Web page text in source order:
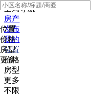
全局导航
房产
发布
我的
位置
价格
房型
更多
位置
价格
房型
更多
不限